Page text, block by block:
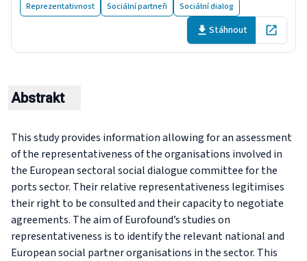
Reprezentativnost Sociální partneři Sociální dialog
Stáhnout Open in
Abstrakt
This study provides information allowing for an assessment
of the representativeness of the organisations involved in
the European sectoral social dialogue committee for the
ports sector. Their relative representativeness legitimises
their right to be consulted and their capacity to negotiate
agreements. The aim of Eurofound’s studies on
representativeness is to identify the relevant national and
European social partner organisations in the sector. This